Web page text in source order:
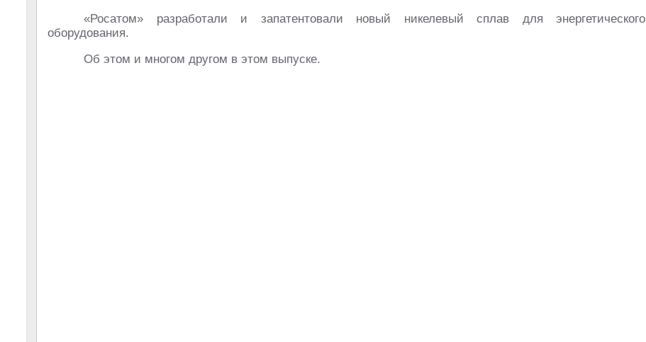
«Росатом» разработали и запатентовали новый никелевый сплав для энергетического
оборудования.
Об этом и многом другом в этом выпуске.